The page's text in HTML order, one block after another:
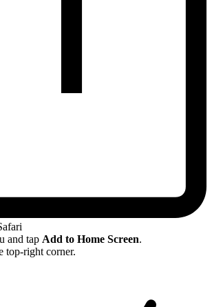
and tap Add to Home Screen.
top-right corner.